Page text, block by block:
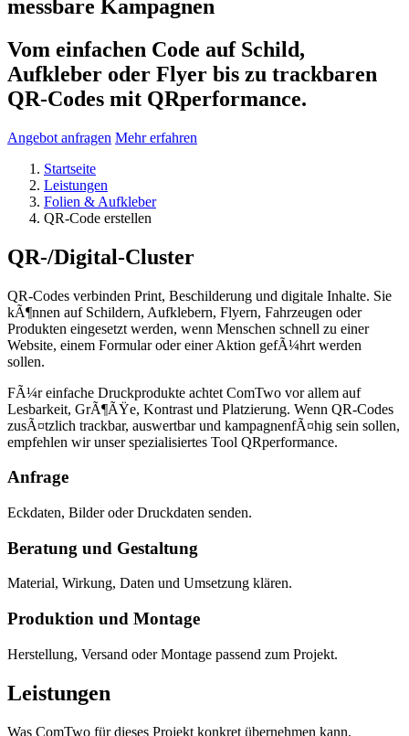
messbare Kampagnen
Vom einfachen Code auf Schild,
Aufkleber oder Flyer bis zu trackbaren
QR-Codes mit QRperformance.
Angebot anfragen Mehr erfahren
Startseite
Leistungen
Folien & Aufkleber
QR-Code erstellen
QR-/Digital-Cluster
QR-Codes verbinden Print, Beschilderung und digitale Inhalte. Sie
kÃ¶nnen auf Schildern, Aufklebern, Flyern, Fahrzeugen oder
Produkten eingesetzt werden, wenn Menschen schnell zu einer
Website, einem Formular oder einer Aktion gefÃ¼hrt werden
sollen.
FÃ¼r einfache Druckprodukte achtet ComTwo vor allem auf
Lesbarkeit, GrÃ¶ÃŸe, Kontrast und Platzierung. Wenn QR-Codes
zusÃ¤tzlich trackbar, auswertbar und kampagnenfÃ¤hig sein sollen,
empfehlen wir unser spezialisiertes Tool QRperformance.
Anfrage
Eckdaten, Bilder oder Druckdaten senden.
Beratung und Gestaltung
Material, Wirkung, Daten und Umsetzung klären.
Produktion und Montage
Herstellung, Versand oder Montage passend zum Projekt.
Leistungen
Was ComTwo für dieses Projekt konkret übernehmen kann.